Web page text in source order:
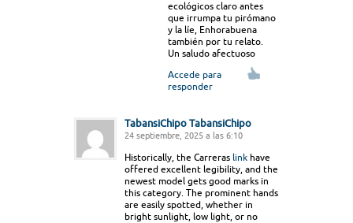
ecológicos claro antes
que irrumpa tu pirómano
y la líe, Enhorabuena
también por tu relato.
Un saludo afectuoso
Accede para
responder
TabansiChipo TabansiChipo
24 septiembre, 2025 a las 6:10
Historically, the Carreras link have
offered excellent legibility, and the
newest model gets good marks in
this category. The prominent hands
are easily spotted, whether in
bright sunlight, low light, or no